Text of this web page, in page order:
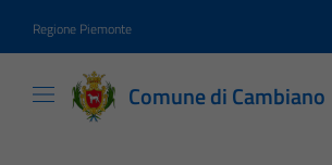
Regione Piemonte
Comune di Cambiano